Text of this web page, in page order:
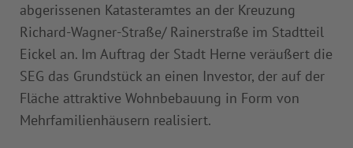
abgerissenen Katasteramtes an der Kreuzung
Richard-Wagner-Straße/ Rainerstraße im Stadtteil
Eickel an. Im Auftrag der Stadt Herne veräußert die
SEG das Grundstück an einen Investor, der auf der
Fläche attraktive Wohnbebauung in Form von
Mehrfamilienhäusern realisiert.